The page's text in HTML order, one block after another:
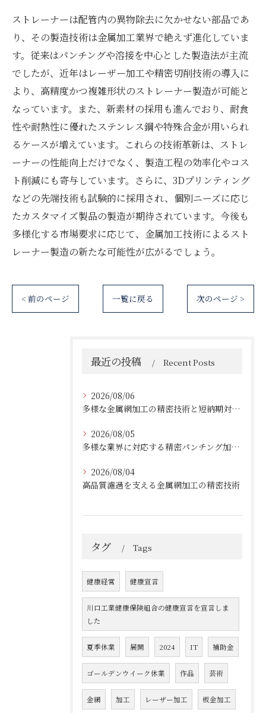
ストレーナーは配管内の異物除去に欠かせない部品であ
り、その製造技術は金属加工業界で絶えず進化していま
す。従来はパンチングや溶接を中心とした製造法が主流
でしたが、近年はレーザー加工や精密切削技術の導入に
より、高精度かつ複雑形状のストレーナー製造が可能と
なっています。また、新素材の採用も進んでおり、耐食
性や耐熱性に優れたステンレス鋼や特殊合金が用いられ
るケースが増えています。これらの技術革新は、ストレ
ーナーの性能向上だけでなく、製造工程の効率化やコス
ト削減にも寄与しています。さらに、3Dプリンティング
などの先端技術も試験的に採用され、個別ニーズに応じ
たカスタマイズ製品の製造が期待されています。今後も
多様化する市場要求に応じて、金属加工技術によるスト
レーナー製造の新たな可能性が広がるでしょう。
< 前のページ 一覧に戻る 次のページ >
最近の投稿 Recent Posts
2026/08/06
多様な金属網加工の精密技術と短納期対応の実例
2026/08/05
多様な業界に対応する精密パンチング加工の実践技術
2026/08/04
高品質濾過を支える金属網加工の精密技術
タグ Tags
健康経営 健康宣言
川口工業健康保険組合の健康宣言を宣言しま
した
夏季休業 展開 2024 IT 補助金
ゴールデンウイーク休業 作品 芸術
金網 加工 レーザー加工 板金加工